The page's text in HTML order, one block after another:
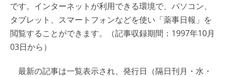
です。インターネットが利用できる環境で、パソコン、
タブレット、スマートフォンなどを使い「薬事日報」を
閲覧することができます。（記事収録期間：1997年10月
03日から）
最新の記事は一覧表示され、発行日（隔日刊月・水・